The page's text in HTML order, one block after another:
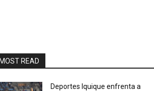
READ
Deportes Iquique enfrenta a